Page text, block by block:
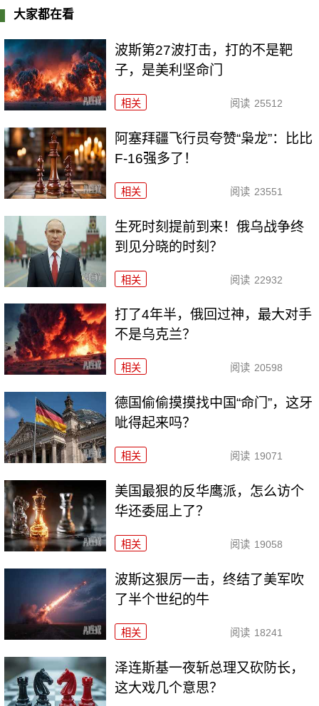
大家都在看
波斯第27波打击，打的不是靶
子，是美利坚命门
相关 阅读 25512
阿塞拜疆飞行员夸赞“枭龙”：比比
F-16强多了！
相关 阅读 23551
生死时刻提前到来！俄乌战争终
到见分晓的时刻？
相关 阅读 22932
打了4年半，俄回过神，最大对手
不是乌克兰？
相关 阅读 20598
德国偷偷摸摸找中国“命门”，这牙
呲得起来吗？
相关 阅读 19071
美国最狠的反华鹰派，怎么访个
华还委屈上了？
相关 阅读 19058
波斯这狠厉一击，终结了美军吹
了半个世纪的牛
相关 阅读 18241
泽连斯基一夜斩总理又砍防长，
这大戏几个意思？